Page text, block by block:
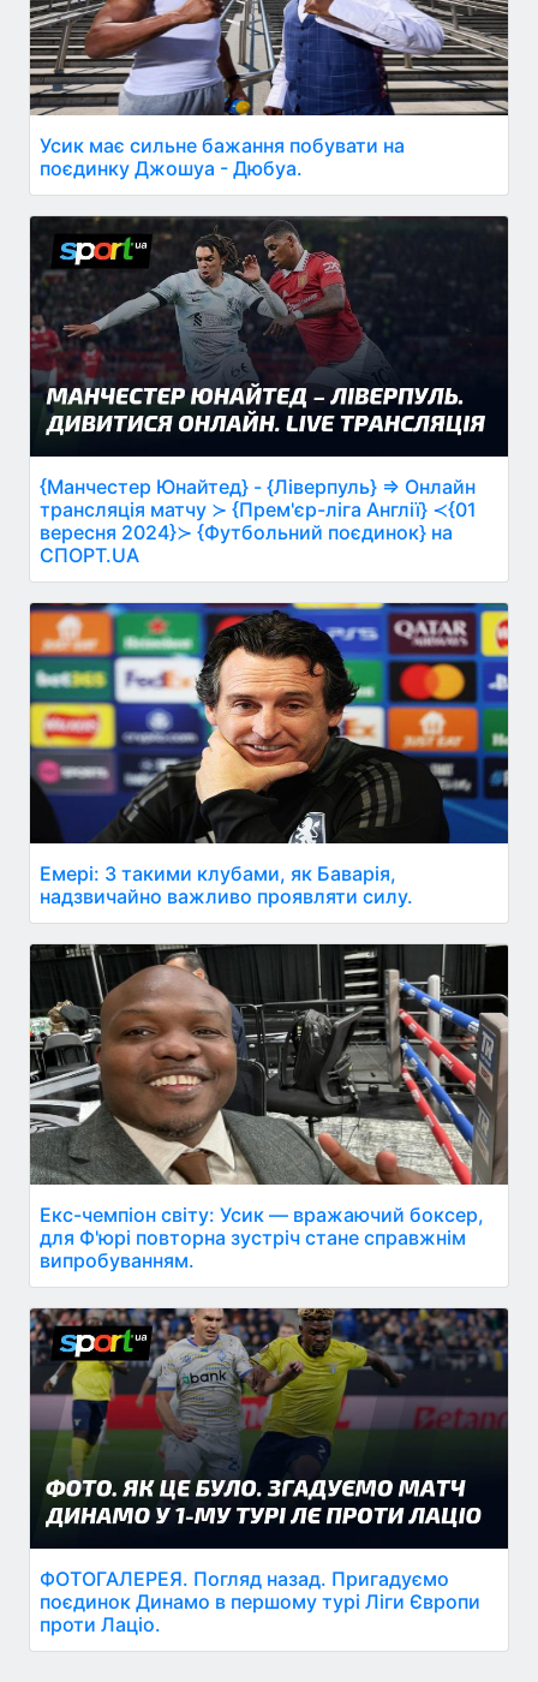
Усик має сильне бажання побувати на
поєдинку Джошуа - Дюбуа.
{Манчестер Юнайтед} - {Ліверпуль} ⇒ Онлайн
трансляція матчу ≻ {Прем'єр-ліга Англії} ≺{01
вересня 2024}≻ {Футбольний поєдинок} на
СПОРТ.UA
Емері: З такими клубами, як Баварія,
надзвичайно важливо проявляти силу.
Екс-чемпіон світу: Усик — вражаючий боксер,
для Ф'юрі повторна зустріч стане справжнім
випробуванням.
ФОТОГАЛЕРЕЯ. Погляд назад. Пригадуємо
поєдинок Динамо в першому турі Ліги Європи
проти Лаціо.